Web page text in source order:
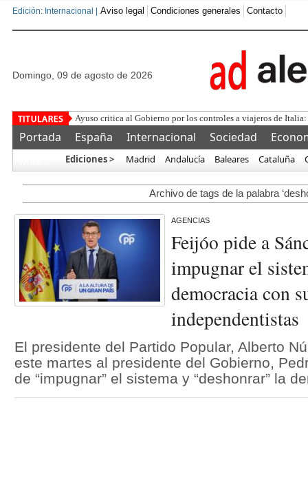
Edición: Internacional | Aviso legal Condiciones generales Contacto
domingo, 09 de agosto de 2026
Ayuso critica al Gobierno por los controles a viajeros de
Portada España Internacional Sociedad
Ediciones > Madrid Andalucía Baleares Cataluña
Archivo de tags de la palabra
AGENCIAS
Feijóo pide a
impugnar el
democracia con
independentistas
El presidente del Partido Popular, Alberto
este martes al presidente del Gobierno,
de “impugnar” el sistema y “deshonrar” la